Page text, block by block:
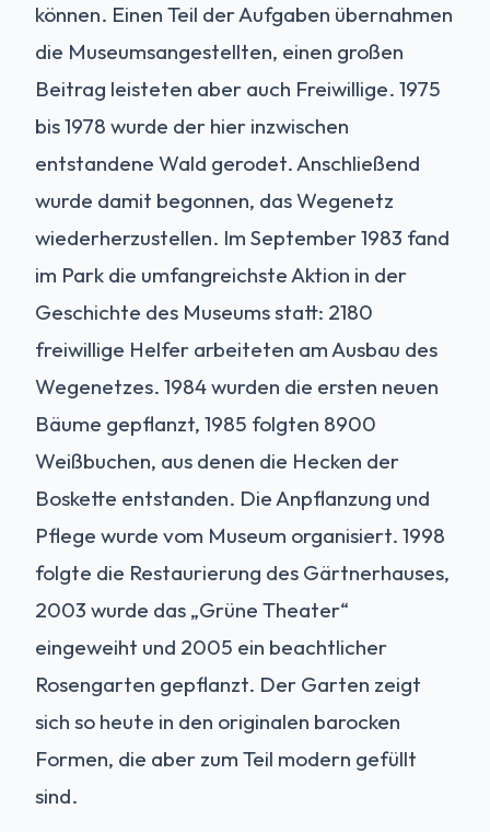
können. Einen Teil der Aufgaben übernahmen
die Museumsangestellten, einen großen
Beitrag leisteten aber auch Freiwillige. 1975
bis 1978 wurde der hier inzwischen
entstandene Wald gerodet. Anschließend
wurde damit begonnen, das Wegenetz
wiederherzustellen. Im September 1983 fand
im Park die umfangreichste Aktion in der
Geschichte des Museums statt: 2180
freiwillige Helfer arbeiteten am Ausbau des
Wegenetzes. 1984 wurden die ersten neuen
Bäume gepflanzt, 1985 folgten 8900
Weißbuchen, aus denen die Hecken der
Boskette entstanden. Die Anpflanzung und
Pflege wurde vom Museum organisiert. 1998
folgte die Restaurierung des Gärtnerhauses,
2003 wurde das „Grüne Theater“
eingeweiht und 2005 ein beachtlicher
Rosengarten gepflanzt. Der Garten zeigt
sich so heute in den originalen barocken
Formen, die aber zum Teil modern gefüllt
sind.